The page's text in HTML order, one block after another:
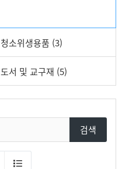
청소위생용품 (3)
도서 및 교구재 (5)
검색